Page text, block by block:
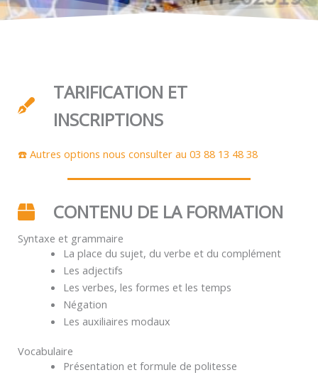
TARIFICATION ET
INSCRIPTIONS
☎️ Autres options nous consulter au 03 88 13 48 38
CONTENU DE LA FORMATION
Syntaxe et grammaire
La place du sujet, du verbe et du complément
Les adjectifs
Les verbes, les formes et les temps
Négation
Les auxiliaires modaux
Vocabulaire
Présentation et formule de politesse